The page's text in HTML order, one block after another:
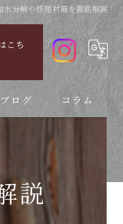
水分解や修理対策を徹底解説
こち
ブログ コラム
説